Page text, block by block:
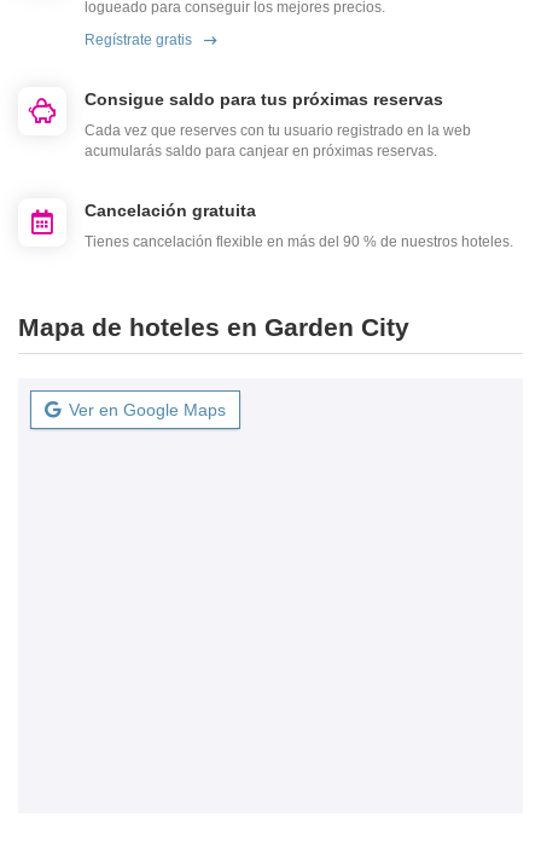
logueado para conseguir los mejores precios.
Regístrate gratis
Consigue saldo para tus próximas reservas
Cada vez que reserves con tu usuario registrado en la web
acumularás saldo para canjear en próximas reservas.
Cancelación gratuita
Tienes cancelación flexible en más del 90 % de nuestros hoteles.
Mapa de hoteles en Garden City
Ver en Google Maps